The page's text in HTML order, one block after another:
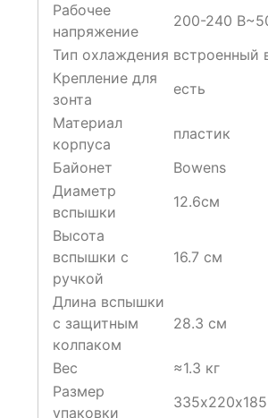
Рабочее
напряжение
200-240
Тип охлаждения встроенный
Крепление для
зонта
есть
Материал
корпуса
пластик
Байонет
Bowens
Диаметр
вспышки
12.6см
Высота
вспышки с
ручкой
16.7 см
Длина вспышки
с защитным
колпаком
28.3 см
Вес
≈1.3 кг
Размер
упаковки